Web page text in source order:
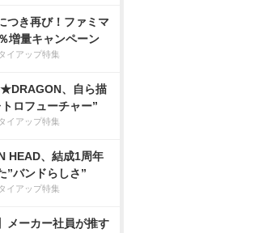
つき再び！ファミマ
増量キャンペーン
イアップ特集
、自ら描
ロフューチャー”
イアップ特集
HEAD、結成1周年
”バンドらしさ”
イアップ特集
メーカー社員が推す